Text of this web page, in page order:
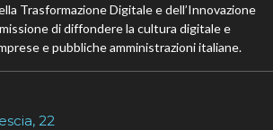
Trasformazione Digitale e dell’Innovazione
di diffondere la cultura digitale e
e pubbliche amministrazioni italiane.
22